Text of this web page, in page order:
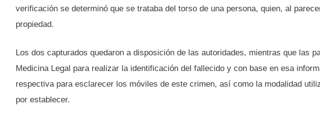
verificación se determinó que se trataba del torso de una persona, quien, al
propiedad.
Los dos capturados quedaron a disposición de las autoridades, mientras que las
Medicina Legal para realizar la identificación del fallecido y con base en esa
respectiva para esclarecer los móviles de este crimen, así como la modalidad
por establecer.